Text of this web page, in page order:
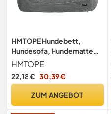
HMTOPE Hundebett,
Hundesofa, Hundematte
aus Cord, S/M/L,
rutschfest, Abnehmbar und
Waschbar, Weich und
90 x 75 x 25 cm
HMTOPE
22,18 € 30,39 €
ZUM ANGEBOT